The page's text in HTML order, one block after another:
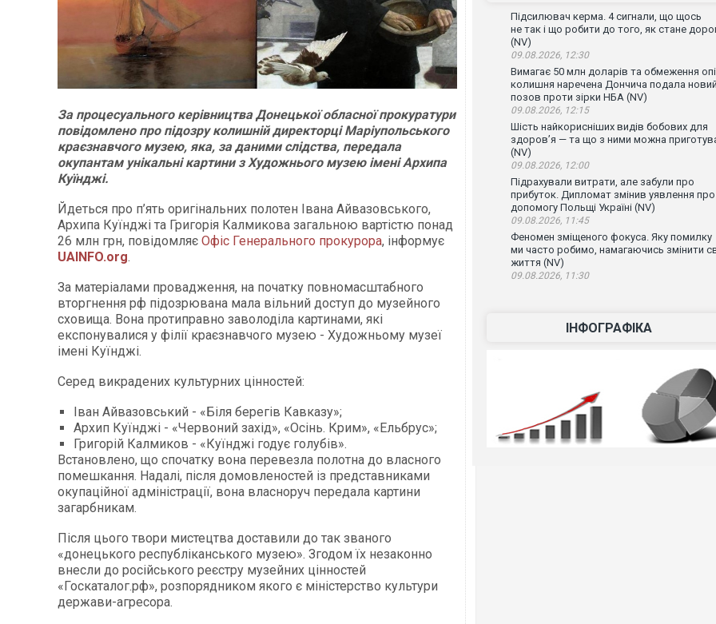
За процесуального керівництва Донецької обласної прокуратури
повідомлено про підозру колишній директорці Маріупольського
краєзнавчого музею, яка, за даними слідства, передала
окупантам унікальні картини з Художнього музею імені Архипа
Куїнджі.
Йдеться про п’ять оригінальних полотен Івана Айвазовського,
Архипа Куїнджі та Григорія Калмикова загальною вартістю понад
26 млн грн, повідомляє Офіс Генерального прокурора, інформує
UAINFO.org.
За матеріалами провадження, на початку повномасштабного
вторгнення рф підозрювана мала вільний доступ до музейного
сховища. Вона протиправно заволоділа картинами, які
експонувалися у філії краєзнавчого музею - Художньому музеї
імені Куїнджі.
Серед викрадених культурних цінностей:
Іван Айвазовський - «Біля берегів Кавказу»;
Архип Куїнджі - «Червоний захід», «Осінь. Крим», «Ельбрус»;
Григорій Калмиков - «Куїнджі годує голубів».
Встановлено, що спочатку вона перевезла полотна до власного
помешкання. Надалі, після домовленостей із представниками
окупаційної адміністрації, вона власноруч передала картини
загарбникам.
Після цього твори мистецтва доставили до так званого
«донецького республіканського музею». Згодом їх незаконно
внесли до російського реєстру музейних цінностей
«Госкаталог.рф», розпорядником якого є міністерство культури
держави-агресора.
Підсилювач керма. 4 сигнали, що щось
не так і що робити до того, як стане
(NV)
09.08.2026, 12:30
Вимагає 50 млн доларів та обмеження
колишня наречена Дончича подала новий
позов проти зірки НБА (NV)
09.08.2026, 12:15
Шість найкорисніших видів бобових для
здоров’я — та що з ними можна
(NV)
09.08.2026, 12:00
Підрахували витрати, але забули про
прибуток. Дипломат змінив уявлення про
допомогу Польщі Україні (NV)
09.08.2026, 11:45
Феномен зміщеного фокуса. Яку помилку
ми часто робимо, намагаючись змінити
життя (NV)
09.08.2026, 11:30
ІНФОГРАФІКА